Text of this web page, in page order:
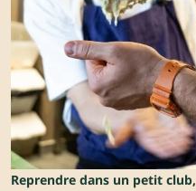
Reprendre dans un petit